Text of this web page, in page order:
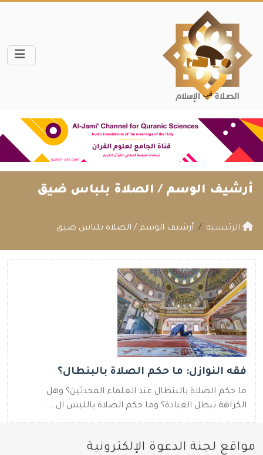
أرشيف الوسم / الصلاة بلباس ضيق
الرئيسية أرشيف الوسم / الصلاة بلباس ضيق
فقه النوازل: ما حكم الصلاة بالبنطال؟
ما حكم الصلاة بالبنطال عند العلماء المحدثين؟ وهل
الكراهة تبطل العبادة؟ وما حكم الصلاة باللبس ال ...
مواقع لجنة الدعوة الإلكترونية